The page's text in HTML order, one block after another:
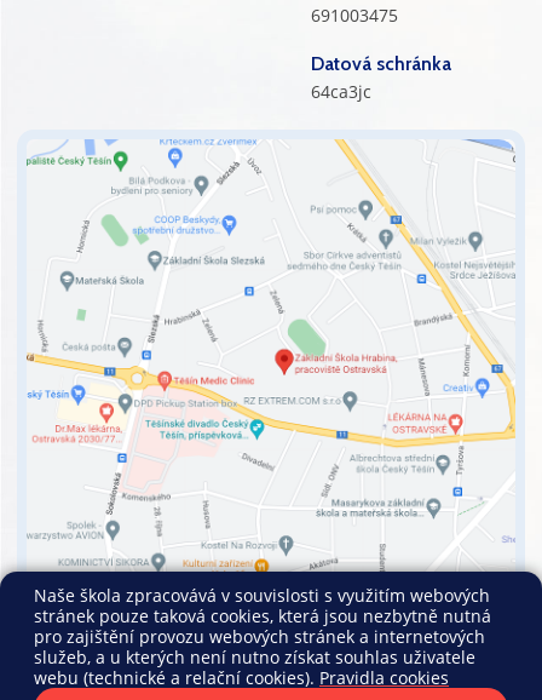
691003475
Datová schránka
64ca3jc
Všechna práva vyhrazena. Copyright © 2026 |Mapa stránek|Učitelé
Přihlásit|Prohlášení o přístupnosti|Pravidla COOKIES| GDPR|Ochrana
oznamovatelů
Naše škola zpracovává v souvislosti s využitím webových
stránek pouze taková cookies, která jsou nezbytně nutná
pro zajištění provozu webových stránek a internetových
služeb, a u kterých není nutno získat souhlas uživatele
webu (technické a relační cookies). Pravidla cookies